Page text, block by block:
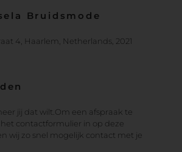
Bruidsmode
4, Haarlem, Netherlands, 2021
jij dat wilt.Om een afspraak te
het contactformulier in op deze
wij zo snel mogelijk contact met je